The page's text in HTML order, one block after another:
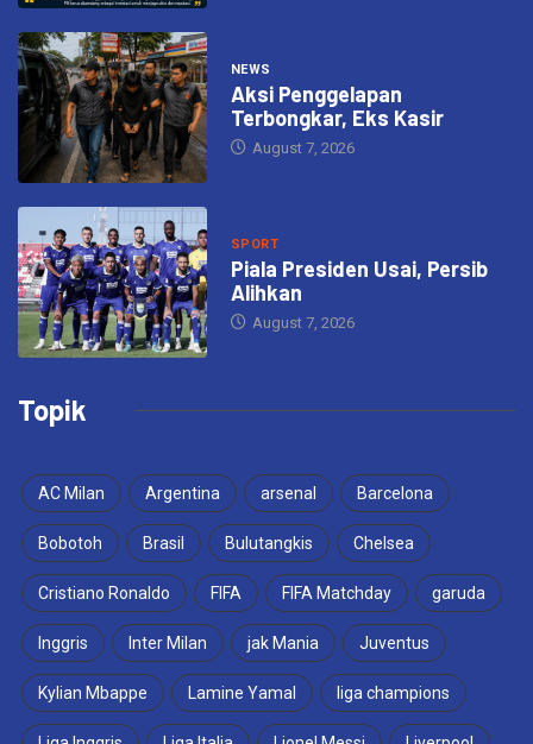
NEWS
Aksi Penggelapan
Terbongkar, Eks Kasir
August 7, 2026
SPORT
Piala Presiden Usai, Persib
Alihkan
August 7, 2026
Topik
AC Milan Argentina arsenal Barcelona
Bobotoh Brasil Bulutangkis Chelsea
Cristiano Ronaldo FIFA FIFA Matchday garuda
Inggris Inter Milan jak Mania Juventus
Kylian Mbappe Lamine Yamal liga champions